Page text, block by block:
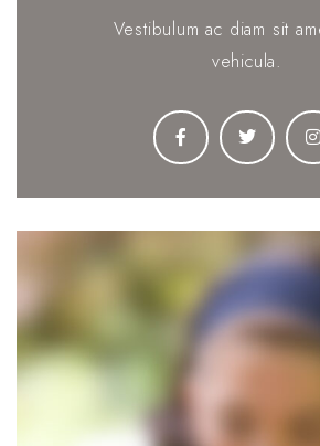
Vestibulum ac diam sit
vehicula.